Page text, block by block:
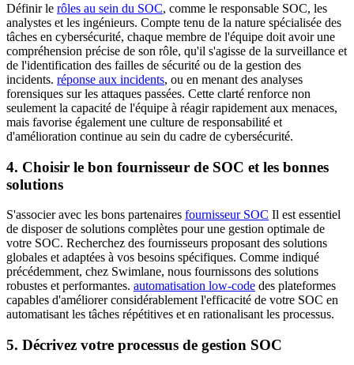
Définir le rôles au sein du SOC, comme le responsable SOC, les
analystes et les ingénieurs. Compte tenu de la nature spécialisée des
tâches en cybersécurité, chaque membre de l'équipe doit avoir une
compréhension précise de son rôle, qu'il s'agisse de la surveillance et
de l'identification des failles de sécurité ou de la gestion des
incidents. réponse aux incidents, ou en menant des analyses
forensiques sur les attaques passées. Cette clarté renforce non
seulement la capacité de l'équipe à réagir rapidement aux menaces,
mais favorise également une culture de responsabilité et
d'amélioration continue au sein du cadre de cybersécurité.
4. Choisir le bon fournisseur de SOC et les bonnes
solutions
S'associer avec les bons partenaires fournisseur SOC Il est essentiel
de disposer de solutions complètes pour une gestion optimale de
votre SOC. Recherchez des fournisseurs proposant des solutions
globales et adaptées à vos besoins spécifiques. Comme indiqué
précédemment, chez Swimlane, nous fournissons des solutions
robustes et performantes. automatisation low-code des plateformes
capables d'améliorer considérablement l'efficacité de votre SOC en
automatisant les tâches répétitives et en rationalisant les processus.
5. Décrivez votre processus de gestion SOC